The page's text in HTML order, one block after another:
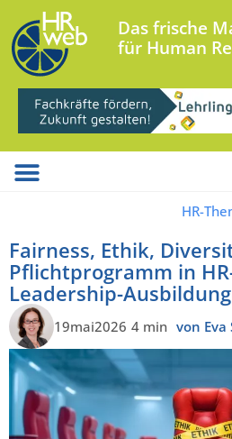
Das frische
für Human
HR-
Fairness, Ethik,
Pflichtprogramm in
Leadership-
19mai2026 4 min von Eva